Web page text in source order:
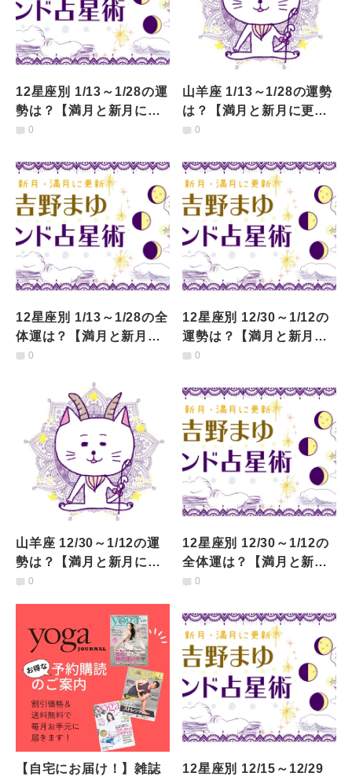
12星座別 1/13～1/28の運
勢は？【満月と新月に更
新！インド占星術】
0
山羊座 1/13～1/28の運勢
は？【満月と新月に更
新！インド占星術】
0
12星座別 1/13～1/28の全
体運は？【満月と新月に
更新！インド占星術】
0
12星座別 12/30～1/12の
運勢は？【満月と新月に
更新！インド占星術】
0
山羊座 12/30～1/12の運
勢は？【満月と新月に更
新！インド占星術】
0
12星座別 12/30～1/12の
全体運は？【満月と新月
に更新！インド占星術】
0
【自宅にお届け！】雑誌 12星座別 12/15～12/29